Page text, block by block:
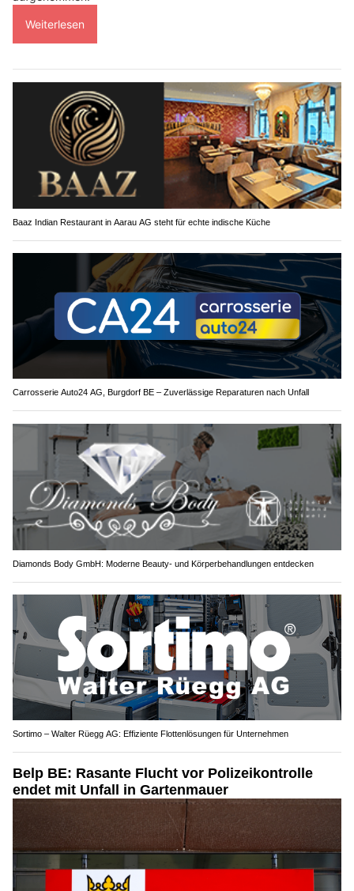
Weiterlesen
Baaz Indian Restaurant in Aarau AG steht für echte indische Küche
Carrosserie Auto24 AG, Burgdorf BE – Zuverlässige Reparaturen nach Unfall
Diamonds Body GmbH: Moderne Beauty- und Körperbehandlungen entdecken
Sortimo – Walter Rüegg AG: Effiziente Flottenlösungen für Unternehmen
Belp BE: Rasante Flucht vor Polizeikontrolle
endet mit Unfall in Gartenmauer